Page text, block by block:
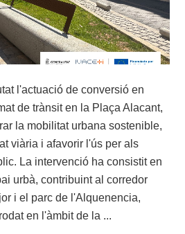
l'actuació de conversió en
de trànsit en la Plaça Alacant,
la mobilitat urbana sostenible,
viària i afavorir l'ús per als
La intervenció ha consistit en
urbà, contribuint al corredor
i el parc de l'Alquenencia,
en l'àmbit de la ...